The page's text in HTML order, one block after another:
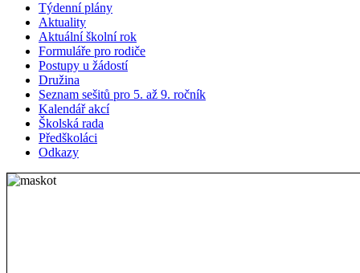
Týdenní plány
Aktuality
Aktuální školní rok
Formuláře pro rodiče
Postupy u žádostí
Družina
Seznam sešitů pro 5. až 9. ročník
Kalendář akcí
Školská rada
Předškoláci
Odkazy